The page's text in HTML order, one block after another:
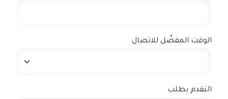
الوقت المفضّل للاتصال
التقدم بطلب